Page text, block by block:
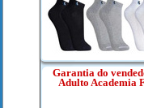
Garantia do
Adulto Academia